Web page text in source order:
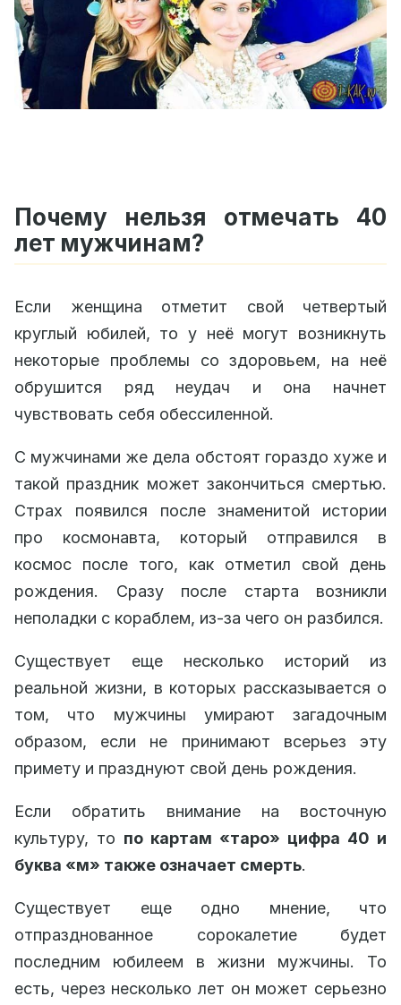
Почему нельзя отмечать 40
лет мужчинам?
Если женщина отметит свой четвертый
круглый юбилей, то у неё могут возникнуть
некоторые проблемы со здоровьем, на неё
обрушится ряд неудач и она начнет
чувствовать себя обессиленной.
С мужчинами же дела обстоят гораздо хуже и
такой праздник может закончиться смертью.
Страх появился после знаменитой истории
про космонавта, который отправился в
космос после того, как отметил свой день
рождения. Сразу после старта возникли
неполадки с кораблем, из-за чего он разбился.
Существует еще несколько историй из
реальной жизни, в которых рассказывается о
том, что мужчины умирают загадочным
образом, если не принимают всерьез эту
примету и празднуют свой день рождения.
Если обратить внимание на восточную
культуру, то по картам «таро» цифра 40 и
буква «м» также означает смерть.
Существует еще одно мнение, что
отпразднованное сорокалетие будет
последним юбилеем в жизни мужчины. То
есть, через несколько лет он может серьезно